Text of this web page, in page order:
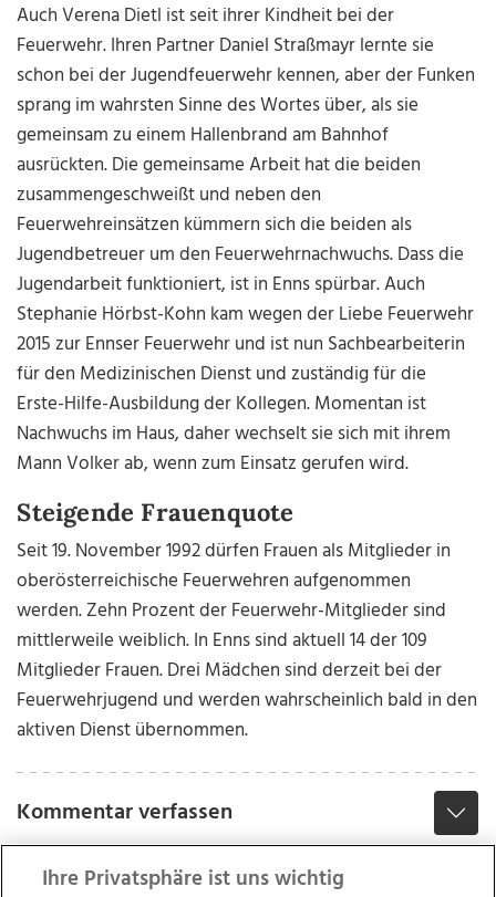
Auch Verena Dietl ist seit ihrer Kindheit bei der
Feuerwehr. Ihren Partner Daniel Straßmayr lernte sie
schon bei der Jugendfeuerwehr kennen, aber der Funken
sprang im wahrsten Sinne des Wortes über, als sie
gemeinsam zu einem Hallenbrand am Bahnhof
ausrückten. Die gemeinsame Arbeit hat die beiden
zusammengeschweißt und neben den
Feuerwehreinsätzen kümmern sich die beiden als
Jugendbetreuer um den Feuerwehrnachwuchs. Dass die
Jugendarbeit funktioniert, ist in Enns spürbar. Auch
Stephanie Hörbst-Kohn kam wegen der Liebe Feuerwehr
2015 zur Ennser Feuerwehr und ist nun Sachbearbeiterin
für den Medizinischen Dienst und zuständig für die
Erste-Hilfe-Ausbildung der Kollegen. Momentan ist
Nachwuchs im Haus, daher wechselt sie sich mit ihrem
Mann Volker ab, wenn zum Einsatz gerufen wird.
Steigende Frauenquote
Seit 19. November 1992 dürfen Frauen als Mitglieder in
oberösterreichische Feuerwehren aufgenommen
werden. Zehn Prozentder Feuerwehr-Mitglieder sind
mittlerweile weiblich. In Enns sind aktuell 14 der 109
Mitglieder Frauen. Drei Mädchen sind derzeit bei der
Feuerwehrjugend und werden wahrscheinlich bald in den
aktiven Dienst übernommen.
Kommentar verfassen
Ihre Privatsphäre ist uns wichtig